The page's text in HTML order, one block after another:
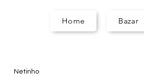
AS
Home Bazar
Netinho